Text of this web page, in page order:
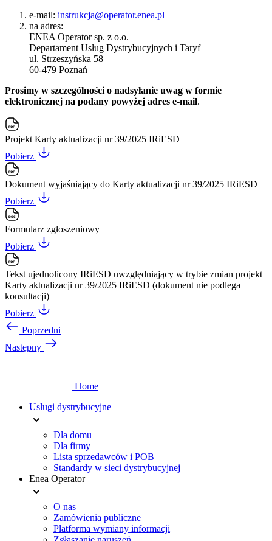
e-mail: instrukcja@operator.enea.pl
na adres:
ENEA Operator sp. z o.o.
Departament Usług Dystrybucyjnych i Taryf
ul. Strzeszyńska 58
60-479 Poznań
Prosimy w szczególności o nadsyłanie uwag w formie
elektronicznej na podany powyżej adres e-mail.
Projekt Karty aktualizacji nr 39/2025 IRiESD
Pobierz
Dokument wyjaśniający do Karty aktualizacji nr 39/2025 IRiESD
Pobierz
Formularz zgłoszeniowy
Pobierz
Tekst ujednolicony IRiESD uwzględniający w trybie zmian projekt
Karty aktualizacji nr 39/2025 IRiESD (dokument nie podlega
konsultacji)
Pobierz
Poprzedni
Następny
Home
Usługi dystrybucyjne
Dla domu
Dla firmy
Lista sprzedawców i POB
Standardy w sieci dystrybucyjnej
Enea Operator
O nas
Zamówienia publiczne
Platforma wymiany informacji